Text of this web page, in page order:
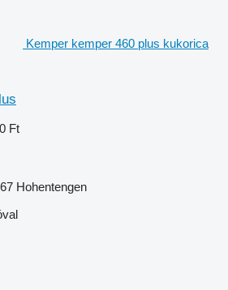
Kemper kemper 460 plus kukorica
Ft
Hohentengen